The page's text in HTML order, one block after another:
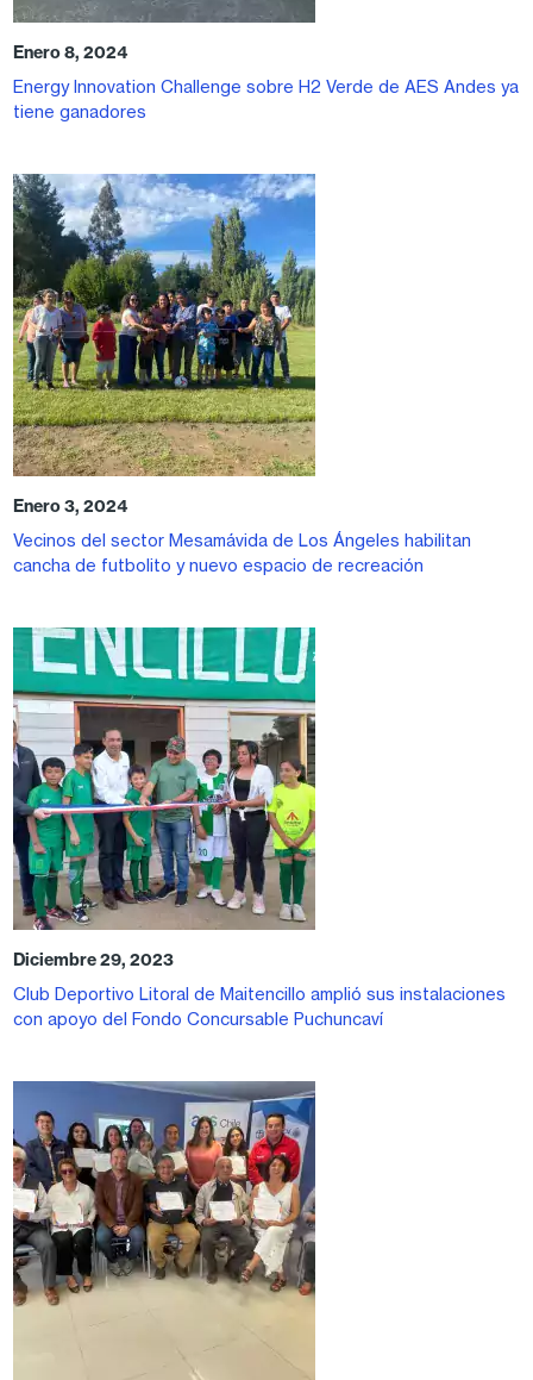
Enero 8, 2024
Energy Innovation Challenge sobre H2 Verde de AES Andes ya
tiene ganadores
Enero 3, 2024
Vecinos del sector Mesamávida de Los Ángeles habilitan
cancha de futbolito y nuevo espacio de recreación
Diciembre 29, 2023
Club Deportivo Litoral de Maitencillo amplió sus instalaciones
con apoyo del Fondo Concursable Puchuncaví